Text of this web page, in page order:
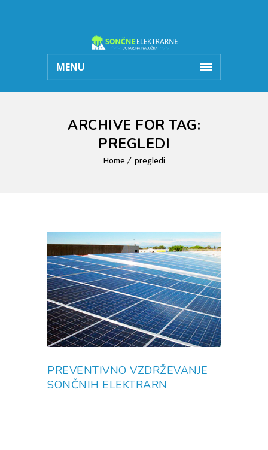
MENU
ARCHIVE FOR TAG:
PREGLEDI
Home pregledi
PREVENTIVNO VZDRŽEVANJE
SONČNIH ELEKTRARN